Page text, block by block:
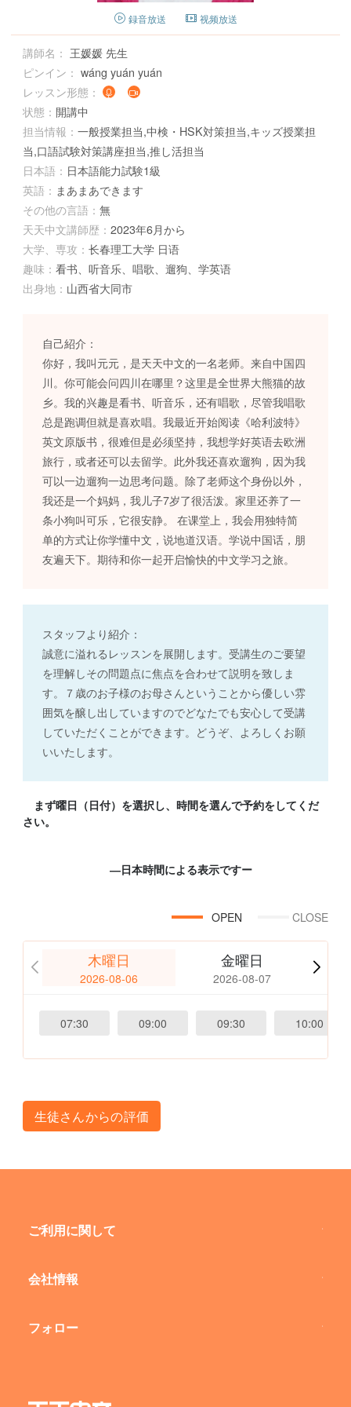
録音放送 视频放送
講師名： 王媛媛 先生
ピンイン： wáng yuán yuán
レッスン形態：
状態： 開講中
担当情報：一般授業担当,中検・HSK対策担当,キッズ授業担
当,口語試験対策講座担当,推し活担当
日本語： 日本語能力試験1級
英語： まあまあできます
その他の言語：無
天天中文講師歴：2023年6月から
大学、専攻：长春理工大学 日语
趣味：看书、听音乐、唱歌、遛狗、学英语
出身地： 山西省大同市
自己紹介：
你好，我叫元元，是天天中文的一名老师。来自中国四
川。你可能会问四川在哪里？这里是全世界大熊猫的故
乡。我的兴趣是看书、听音乐，还有唱歌，尽管我唱歌
总是跑调但就是喜欢唱。我最近开始阅读《哈利波特》
英文原版书，很难但是必须坚持，我想学好英语去欧洲
旅行，或者还可以去留学。此外我还喜欢遛狗，因为我
可以一边遛狗一边思考问题。除了老师这个身份以外，
我还是一个妈妈，我儿子7岁了很活泼。家里还养了一
条小狗叫可乐，它很安静。 在课堂上，我会用独特简
单的方式让你学懂中文，说地道汉语。学说中国话，朋
友遍天下。期待和你一起开启愉快的中文学习之旅。
スタッフより紹介：
誠意に溢れるレッスンを展開します。受講生のご要望
を理解しその問題点に焦点を合わせて説明を致しま
す。７歳のお子様のお母さんということから優しい雰
囲気を醸し出していますのでどなたでも安心して受講
していただくことができます。どうぞ、よろしくお願
いいたします。
まず曜日（日付）を選択し、時間を選んで予約をしてくだ
さい。
―日本時間による表示ですー
CLOSE
OPEN
木曜日
2026-08-06
金曜日
2026-08-07
07:30 09:00 09:30 10:00
生徒さんからの評価
ご利用に関して
会社情報
フォロー